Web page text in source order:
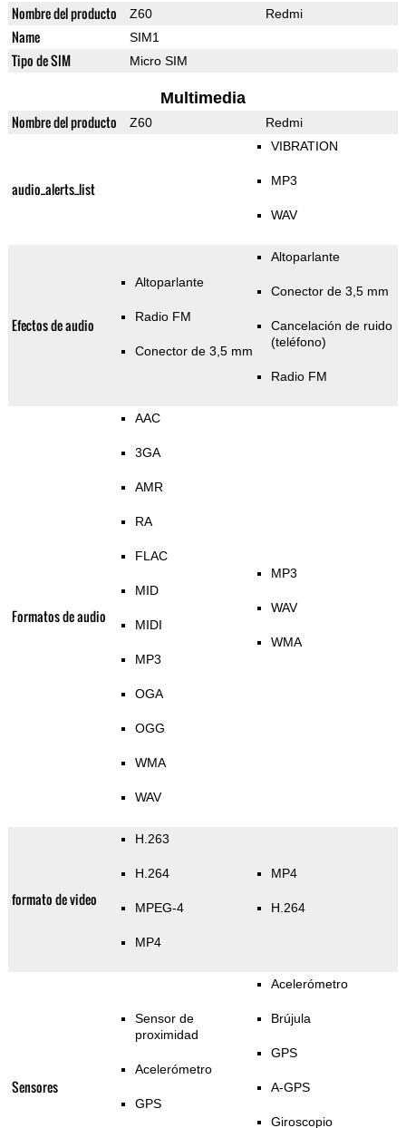
Nombre del producto Z60 Redmi
Name SIM1
Tipo de SIM Micro SIM
Multimedia
Nombre del producto Z60 Redmi
audio_alerts_list
VIBRATION
MP3
WAV
Efectos de audio
Altoparlante
Radio FM
Conector de 3,5 mm
Altoparlante
Conector de 3,5 mm
Cancelación de ruido
(teléfono)
Radio FM
Formatos de audio
AAC
3GA
AMR
RA
FLAC
MID
MIDI
MP3
OGA
OGG
WMA
WAV
MP3
WAV
WMA
formato de video
H.263
H.264
MPEG-4
MP4
MP4
H.264
Sensores
Sensor de
proximidad
Acelerómetro
GPS
Acelerómetro
Brújula
GPS
A-GPS
Giroscopio